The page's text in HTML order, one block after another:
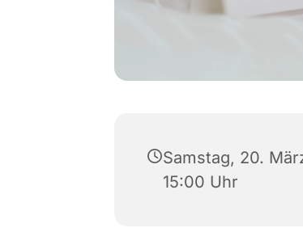
Samstag, 20.
15:00 Uhr